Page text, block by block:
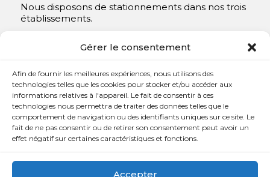
Gérer le consentement
Afin de fournir les meilleures expériences, nous utilisons des
technologies telles que les cookies pour stocker et/ou accéder aux
informations relatives à l'appareil. Le fait de consentir à ces
technologies nous permettra de traiter des données telles que le
comportement de navigation ou des identifiants uniques sur ce site. Le
fait de ne pas consentir ou de retirer son consentement peut avoir un
effet négatif sur certaines caractéristiques et fonctions.
Accepter
Nous disposons de stationnements dans nos trois
établissements.
Contact
 450 654-3342
 info@charlesrajotte.com
765, rue Notre-Dame